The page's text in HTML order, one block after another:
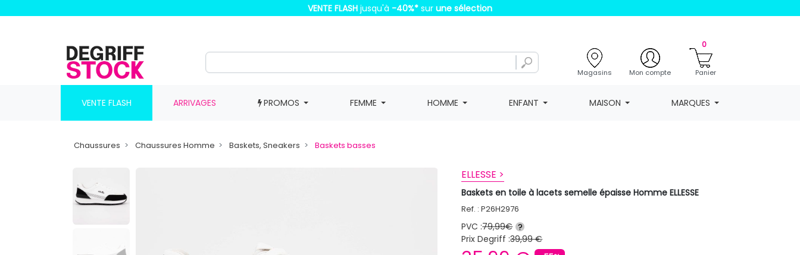
VENTE FLASH jusqu'à -40%* sur une sélection
Magasins Mon compte
0
Panier
VENTE FLASH ARRIVAGES PROMOS FEMME HOMME ENFANT MAISON MARQUES
Chaussures Chaussures Homme Baskets, Sneakers Baskets basses
ELLESSE >
Baskets en toile à lacets semelle épaisse Homme ELLESSE
Ref. : P26H2976
PVC :79,99€ ?
Prix Degriff :39,99 €